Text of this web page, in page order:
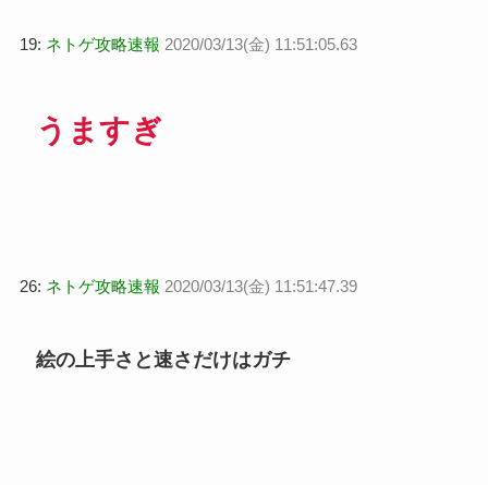
19: ネトゲ攻略速報 2020/03/13(金) 11:51:05.63
うますぎ
26: ネトゲ攻略速報 2020/03/13(金) 11:51:47.39
絵の上手さと速さだけはガチ